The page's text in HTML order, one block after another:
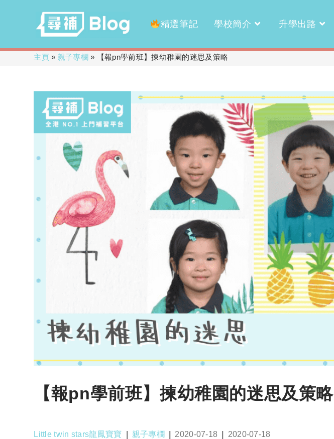
精選筆記 學校簡介 升學出路
主頁» 親子專欄 » 【報pn學前班】揀幼稚園的迷思及策略
【報pn學前班】揀幼稚園的迷思及策略
Post
Little twin stars龍鳳寶寶
Post
親子專欄
Post
2020-07-18
Post
2020-07-18